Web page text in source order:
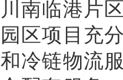
川南临港片
园区项目充
和冷链物流